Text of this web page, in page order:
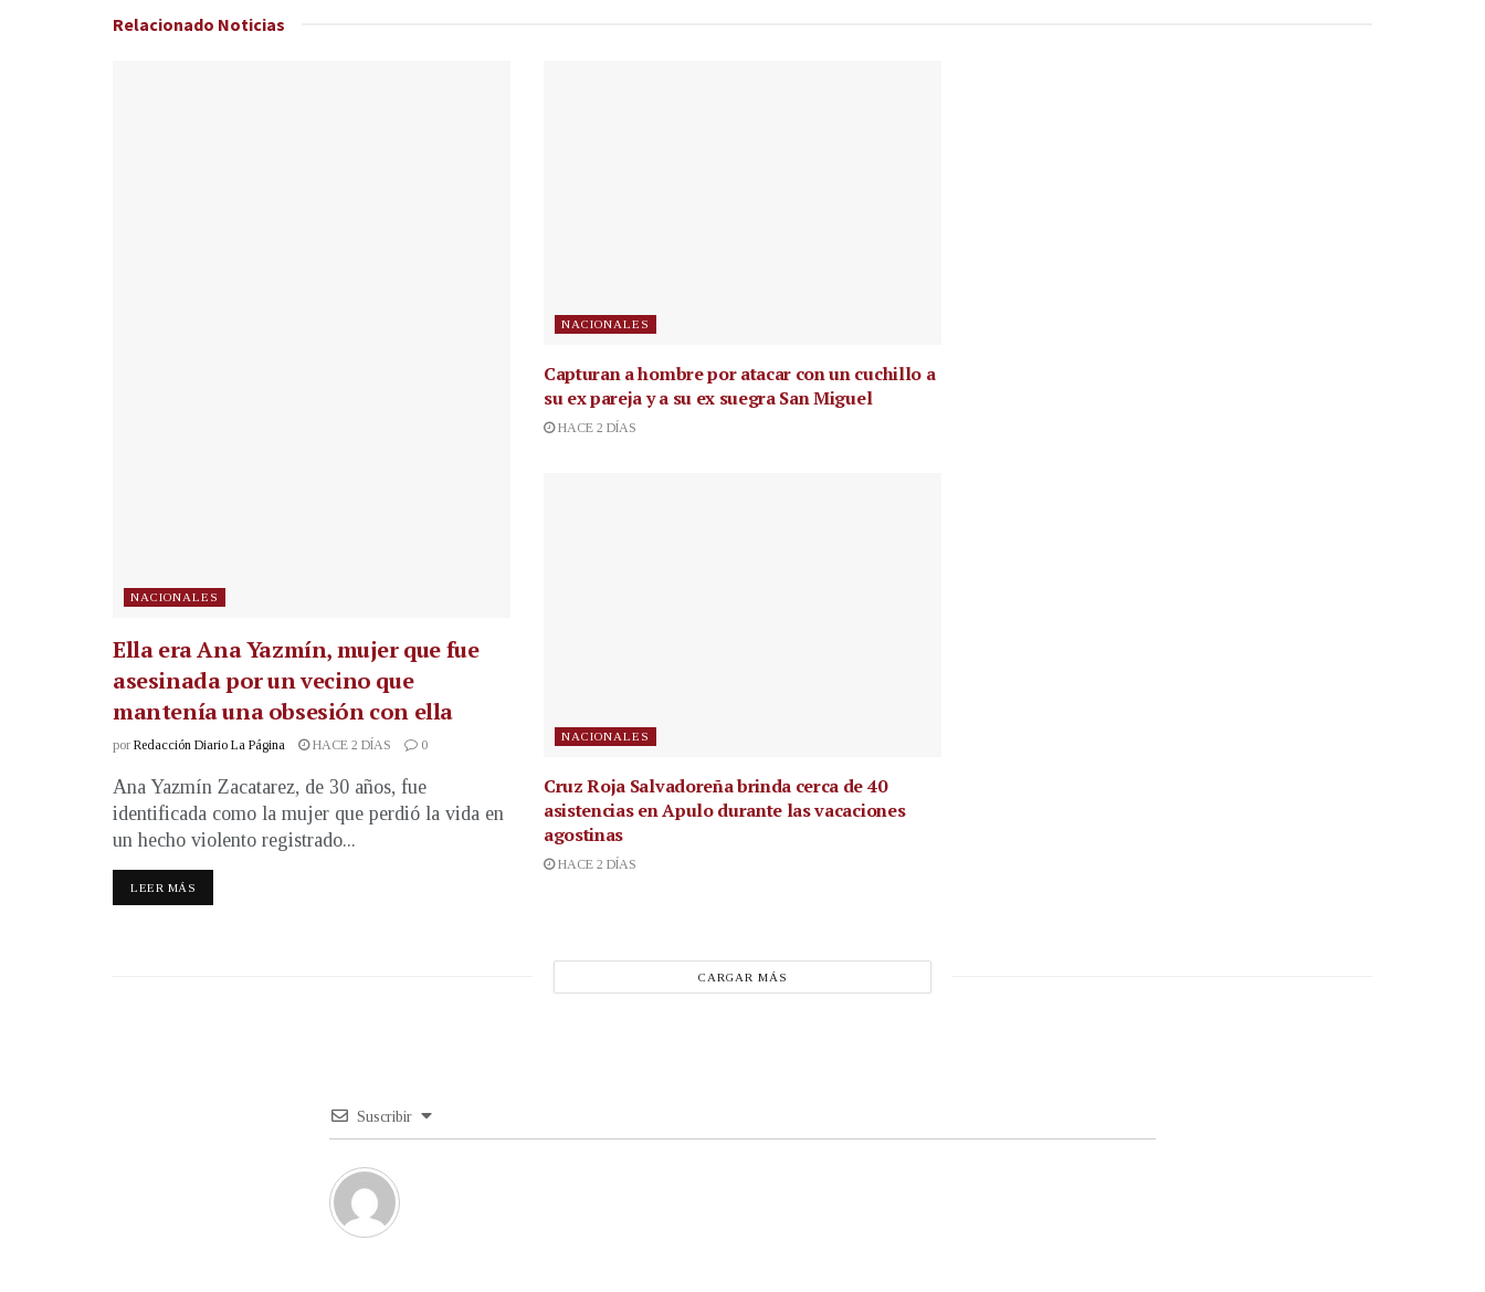
Relacionado Noticias
NACIONALES
Ella era Ana Yazmín, mujer que fue
asesinada por un vecino que
mantenía una obsesión con ella
por Redacción Diario La Página HACE 2 DÍAS 0
Ana Yazmín Zacatarez, de 30 años, fue
identificada como la mujer que perdió la vida en
un hecho violento registrado...
LEER MÁS
NACIONALES
Capturan a hombre por atacar con un cuchillo a
su ex pareja y a su ex suegra San Miguel
HACE 2 DÍAS
NACIONALES
Cruz Roja Salvadoreña brinda cerca de 40
asistencias en Apulo durante las vacaciones
agostinas
HACE 2 DÍAS
CARGAR MÁS
Suscribir